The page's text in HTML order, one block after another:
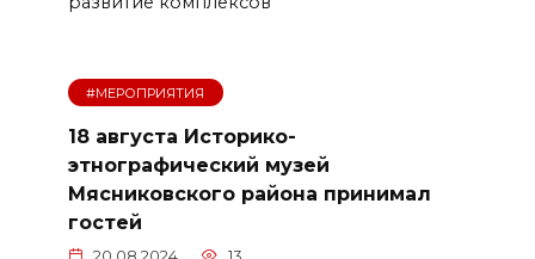
#МЕРОПРИЯТИЯ
18 августа Историко-
этнографический музей
Мясниковского района принимал
гостей